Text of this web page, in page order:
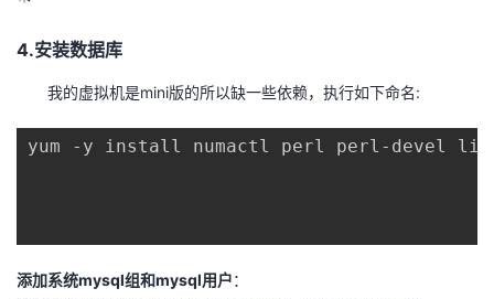
4.安装数据库
我的虚拟机是mini版的所以缺一些依赖，执行如下命名:
yum -y install numactl perl perl-devel
添加系统mysql组和mysql用户：